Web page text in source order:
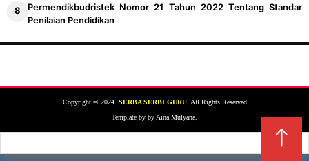
Permendikbudristek Nomor 21 Tahun 2022 Tentang Standar
Penilaian Pendidikan
Copyright © 2024. SERBA SERBI GURU. All Rights Reserved
Template by by Aina Mulyana.
↑